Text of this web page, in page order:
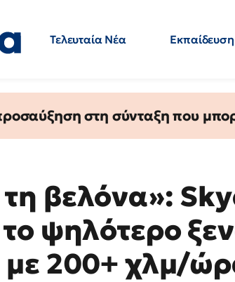
Τελευταία Νέα Εκπαίδευση
στη σύνταξη που
βελόνα»:
ψηλότερο
με 200+ χλμ/